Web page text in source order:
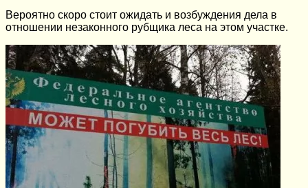
Вероятно скоро стоит ожидать и возбуждения дела в
отношении незаконного рубщика леса на этом участке.